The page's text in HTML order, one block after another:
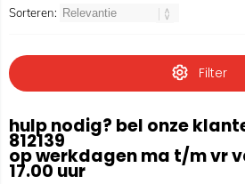
Sorteren:
Filter
hulp nodig? bel onze
812139
op werkdagen ma t/m vr
17.00 uur